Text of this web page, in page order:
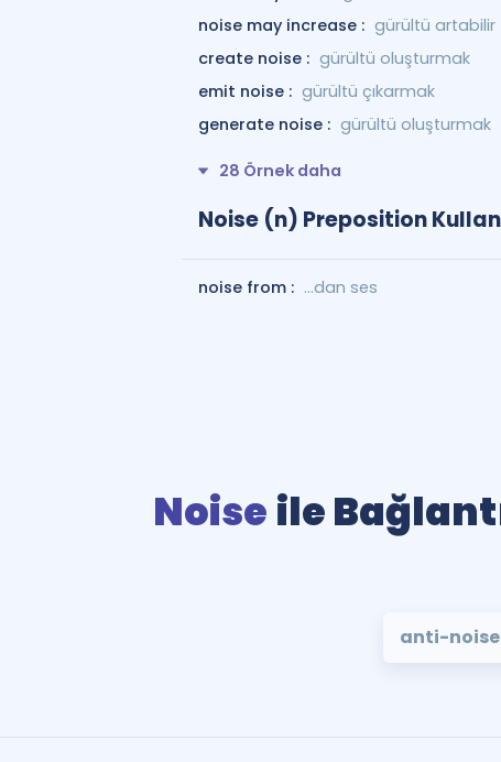
noise may increase : gürültü artabilir
create noise : gürültü oluşturmak
emit noise : gürültü çıkarmak
generate noise : gürültü oluşturmak
28 Örnek daha
Noise (n) Preposition
noise from : …dan ses
Noise ile
anti-noise